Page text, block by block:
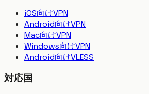
iOS向けVPN
Android向けVPN
Mac向けVPN
Windows向けVPN
Android向けVLESS
対応国